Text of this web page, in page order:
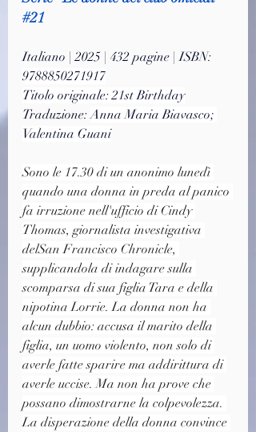
#21
Italiano | 2025 | 432 pagine | ISBN:
9788850271917
Titolo originale: 21st Birthday
Traduzione: Anna Maria Biavasco;
Valentina Guani
Sono le 17.30 di un anonimo lunedì
quando una donna in preda al panico
fa irruzione nell'ufficio di Cindy
Thomas, giornalista investigativa
delSan Francisco Chronicle,
supplicandola di indagare sulla
scomparsa di sua figlia Tara e della
nipotina Lorrie. La donna non ha
alcun dubbio: accusa il marito della
figlia, un uomo violento, non solo di
averle fatte sparire ma addirittura di
averle uccise. Ma non ha prove che
possano dimostrarne la colpevolezza.
La disperazione della donna convince